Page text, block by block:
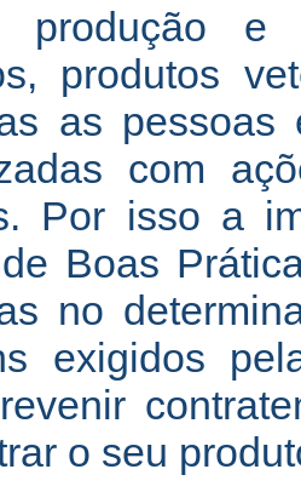
e
produtos
as pessoas
com
Por isso a
Boas
no
exigidos
o seu